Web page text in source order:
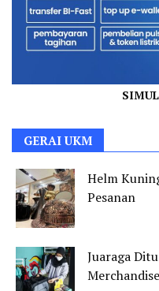
GERAI UKM
Helm
Pesanan
Juaraga